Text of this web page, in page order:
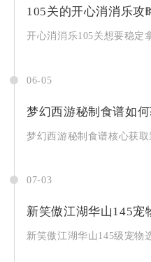
开心消消乐105关想要稳定
06-05
梦幻西游秘制食谱核心获
07-03
新笑傲江湖华山145级宠物